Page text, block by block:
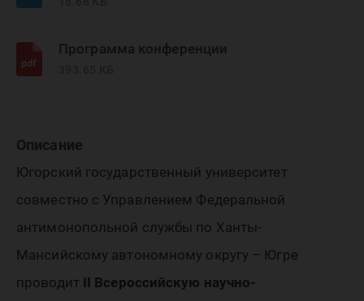
Программа конференции
Описание
Югорский государственный университет
совместно с Управлением Федеральной
антимонопольной службы по Ханты-
Мансийскому автономному округу – Югре
проводит II Всероссийскую научно-